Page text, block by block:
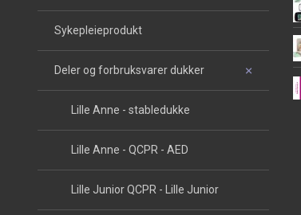
Sykepleieprodukt
Deler og forbruksvarer dukker
Lille Anne - stabledukke
Lille Anne - QCPR - AED
Lille Junior QCPR - Lille Junior